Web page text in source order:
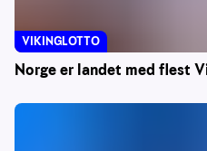
Norge er landet med flest
VIKINGLOTTO